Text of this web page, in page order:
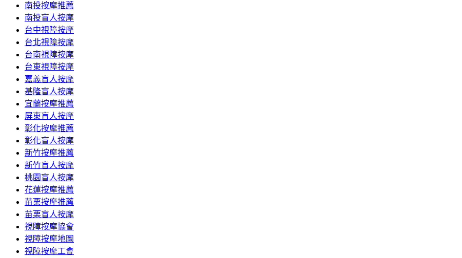
內
容
區
南投按摩推薦
南投盲人按摩
台中視障按摩
台北視障按摩
台南視障按摩
台東視障按摩
嘉義盲人按摩
基隆盲人按摩
宜蘭按摩推薦
屏東盲人按摩
彰化按摩推薦
彰化盲人按摩
新竹按摩推薦
新竹盲人按摩
桃園盲人按摩
花蓮按摩推薦
苗栗按摩推薦
苗栗盲人按摩
視障按摩協會
視障按摩地圖
視障按摩工會